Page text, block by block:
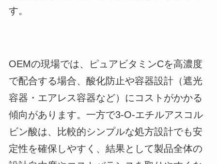
す。
OEMの現場では、ピュアビタミンCを高濃度
で配合する場合、酸化防止や容器設計（遮光
容器・エアレス容器など）にコストがかかる
傾向があります。一方で3-O-エチルアスコル
ビン酸は、比較的シンプルな処方設計でも安
定性を確保しやすく、結果として製品全体の